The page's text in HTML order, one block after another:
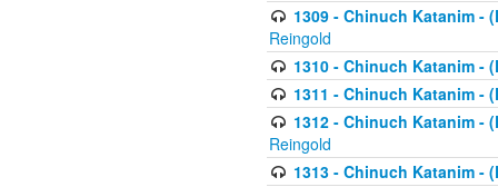
1309 - Chinuch Katanim -
Reingold
1310 - Chinuch Katanim -
1311 - Chinuch Katanim -
1312 - Chinuch Katanim -
Reingold
1313 - Chinuch Katanim -